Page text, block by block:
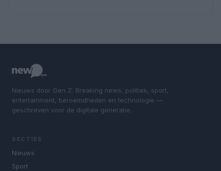
Nieuws door Gen Z. Breaking news, politiek, sport,
entertainment, beroemdheden en technologie —
geschreven voor de digitale generatie.
SECTIES
Nieuws
Sport